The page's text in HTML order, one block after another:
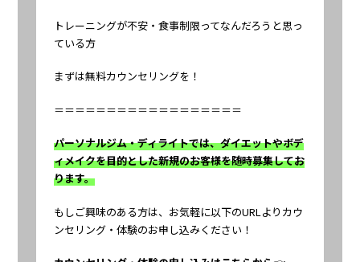
トレーニングが不安・食事制限ってなんだろうと思っ
ている方
まずは無料カウンセリングを！
＝＝＝＝＝＝＝＝＝＝＝＝＝＝＝＝＝＝
パーソナルジム・ディライトでは、ダイエットやボデ
ィメイクを目的とした新規のお客様を随時募集してお
ります。
もしご興味のある方は、お気軽に以下のURLよりカウ
ンセリング・体験のお申し込みください！